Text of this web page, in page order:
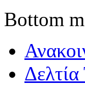
Bottom